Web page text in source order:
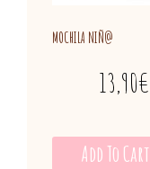
MOCHILA NIÑ@
13,90€
Add To Cart